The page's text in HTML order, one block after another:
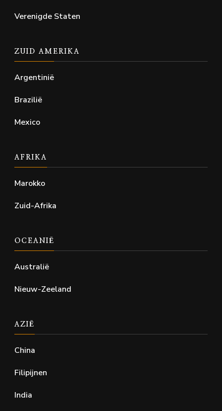
Verenigde Staten
ZUID AMERIKA
Argentinië
Brazilië
Mexico
AFRIKA
Marokko
Zuid-Afrika
OCEANIË
Australië
Nieuw-Zeeland
AZIË
China
Filipijnen
India